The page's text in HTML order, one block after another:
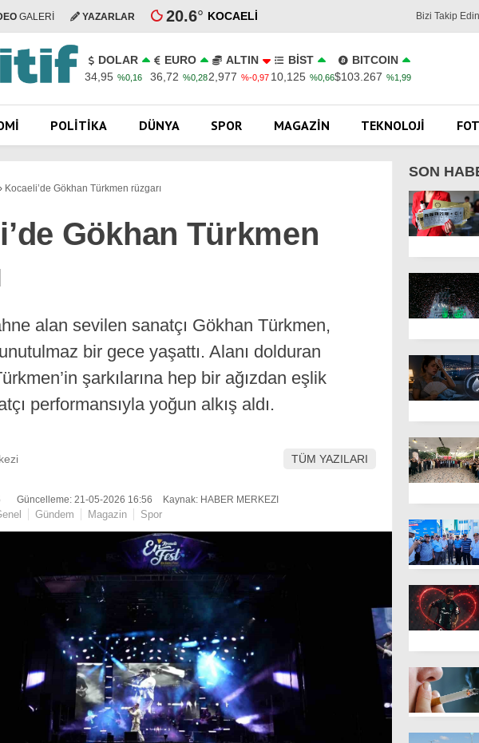
GALERİ YAZARLAR 20.6° KOCAELI Bizi Takip Edin
DOLAR
34,95 %0,16
EURO
36,72 %0,28
ALTIN
2,977 %-0,97
BİST
10,125 %0,66
BITCOIN
$103.267 %1,99
POLITIKA DÜNYA SPOR MAGAZIN TEKNOLOJI
› Kocaeli’de Gökhan Türkmen rüzgarı
Gökhan Türkmen
alan sevilen sanatçı Gökhan Türkmen,
bir gece yaşattı. Alanı dolduran
şarkılarına hep bir ağızdan eşlik
performansıyla yoğun alkış aldı.
TÜM YAZILARI
Güncelleme: 21-05-2026 16:56 Kaynak: HABER MERKEZI
Gündem Magazin Spor
SON